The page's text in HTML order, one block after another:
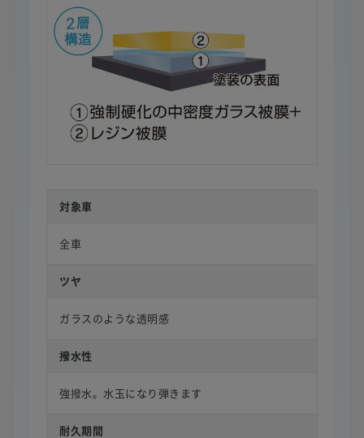
対象車
全車
ツヤ
ガラスのような透明感
撥水性
強撥水。水玉になり弾きます
耐久期間